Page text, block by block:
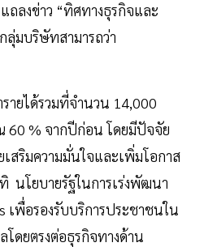
ถลงข่าว “ทิศทางธุรกิจและ
ลุ่มบริษัทสามารถว่า
ายได้รวมที่จำนวน 14,000
% จากปีก่อน โดยมีปัจจัย
สริมความมั่นใจและเพิ่มโอกาส
นโยบายรัฐในการเร่งพัฒนา
เพื่อรองรับบริการประชาชนใน
ดยตรงต่อธุรกิจทางด้าน